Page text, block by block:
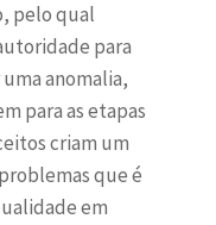
pelo qual
para
anomalia,
para as etapas
criam um
que é
em